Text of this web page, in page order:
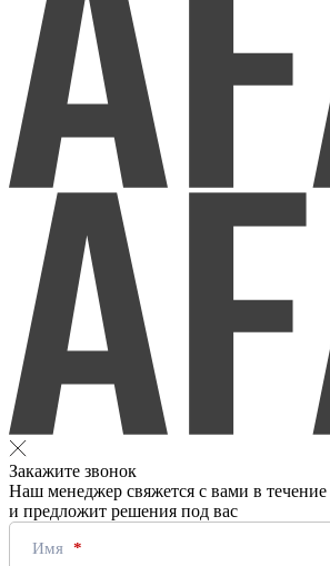
Закажите звонок
Наш менеджер свяжется с вами в
и предложит решения под вас
Имя